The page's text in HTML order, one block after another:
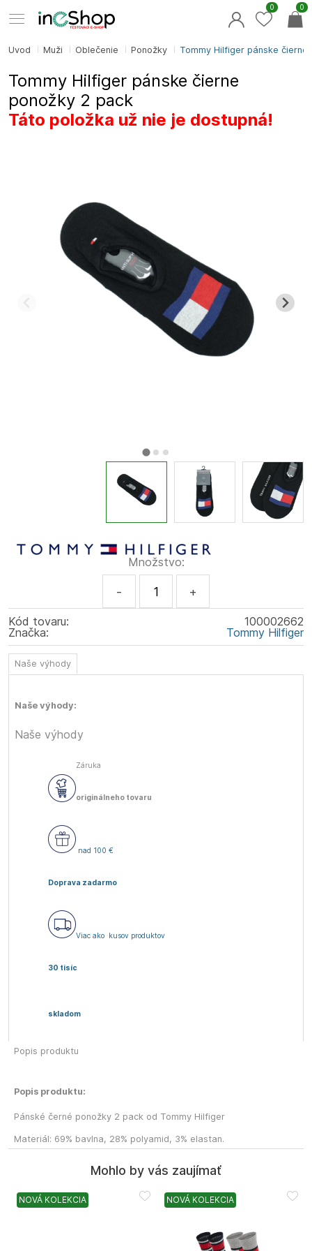
Úvod Muži Oblečenie Ponožky Tommy Hilfiger pánske
Tommy Hilfiger pánske čierne
ponožky 2 pack
Táto položka už nie je dostupná!
Množstvo:
- +
Kód tovaru:
100002662
Značka:
Tommy Hilfiger
Naše výhody
Naše výhody:
Naše výhody
Záruka
originálneho tovaru
Doprava zadarmo
nad 100 €
Viac ako
30 tisíc
kusov produktov
skladom
Popis produktu
Popis produktu:
Pánské černé ponožky 2 pack od Tommy Hilfiger
Materiál: 69% bavlna, 28% polyamid, 3% elastan.
Mohlo by vás zaujímať
NOVÁ KOLEKCIA NOVÁ KOLEKCIA
0
0